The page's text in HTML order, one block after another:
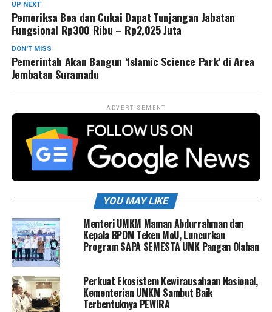
UP NEXT
Pemeriksa Bea dan Cukai Dapat Tunjangan Jabatan
Fungsional Rp300 Ribu – Rp2,025 Juta
DON'T MISS
Pemerintah Akan Bangun ‘Islamic Science Park’ di Area
Jembatan Suramadu
ADVERTISEMENT
YOU MAY LIKE
Menteri UMKM Maman Abdurrahman dan
Kepala BPOM Teken MoU, Luncurkan
Program SAPA SEMESTA UMK Pangan Olahan
Perkuat Ekosistem Kewirausahaan Nasional,
Kementerian UMKM Sambut Baik
Terbentuknya PEWIRA